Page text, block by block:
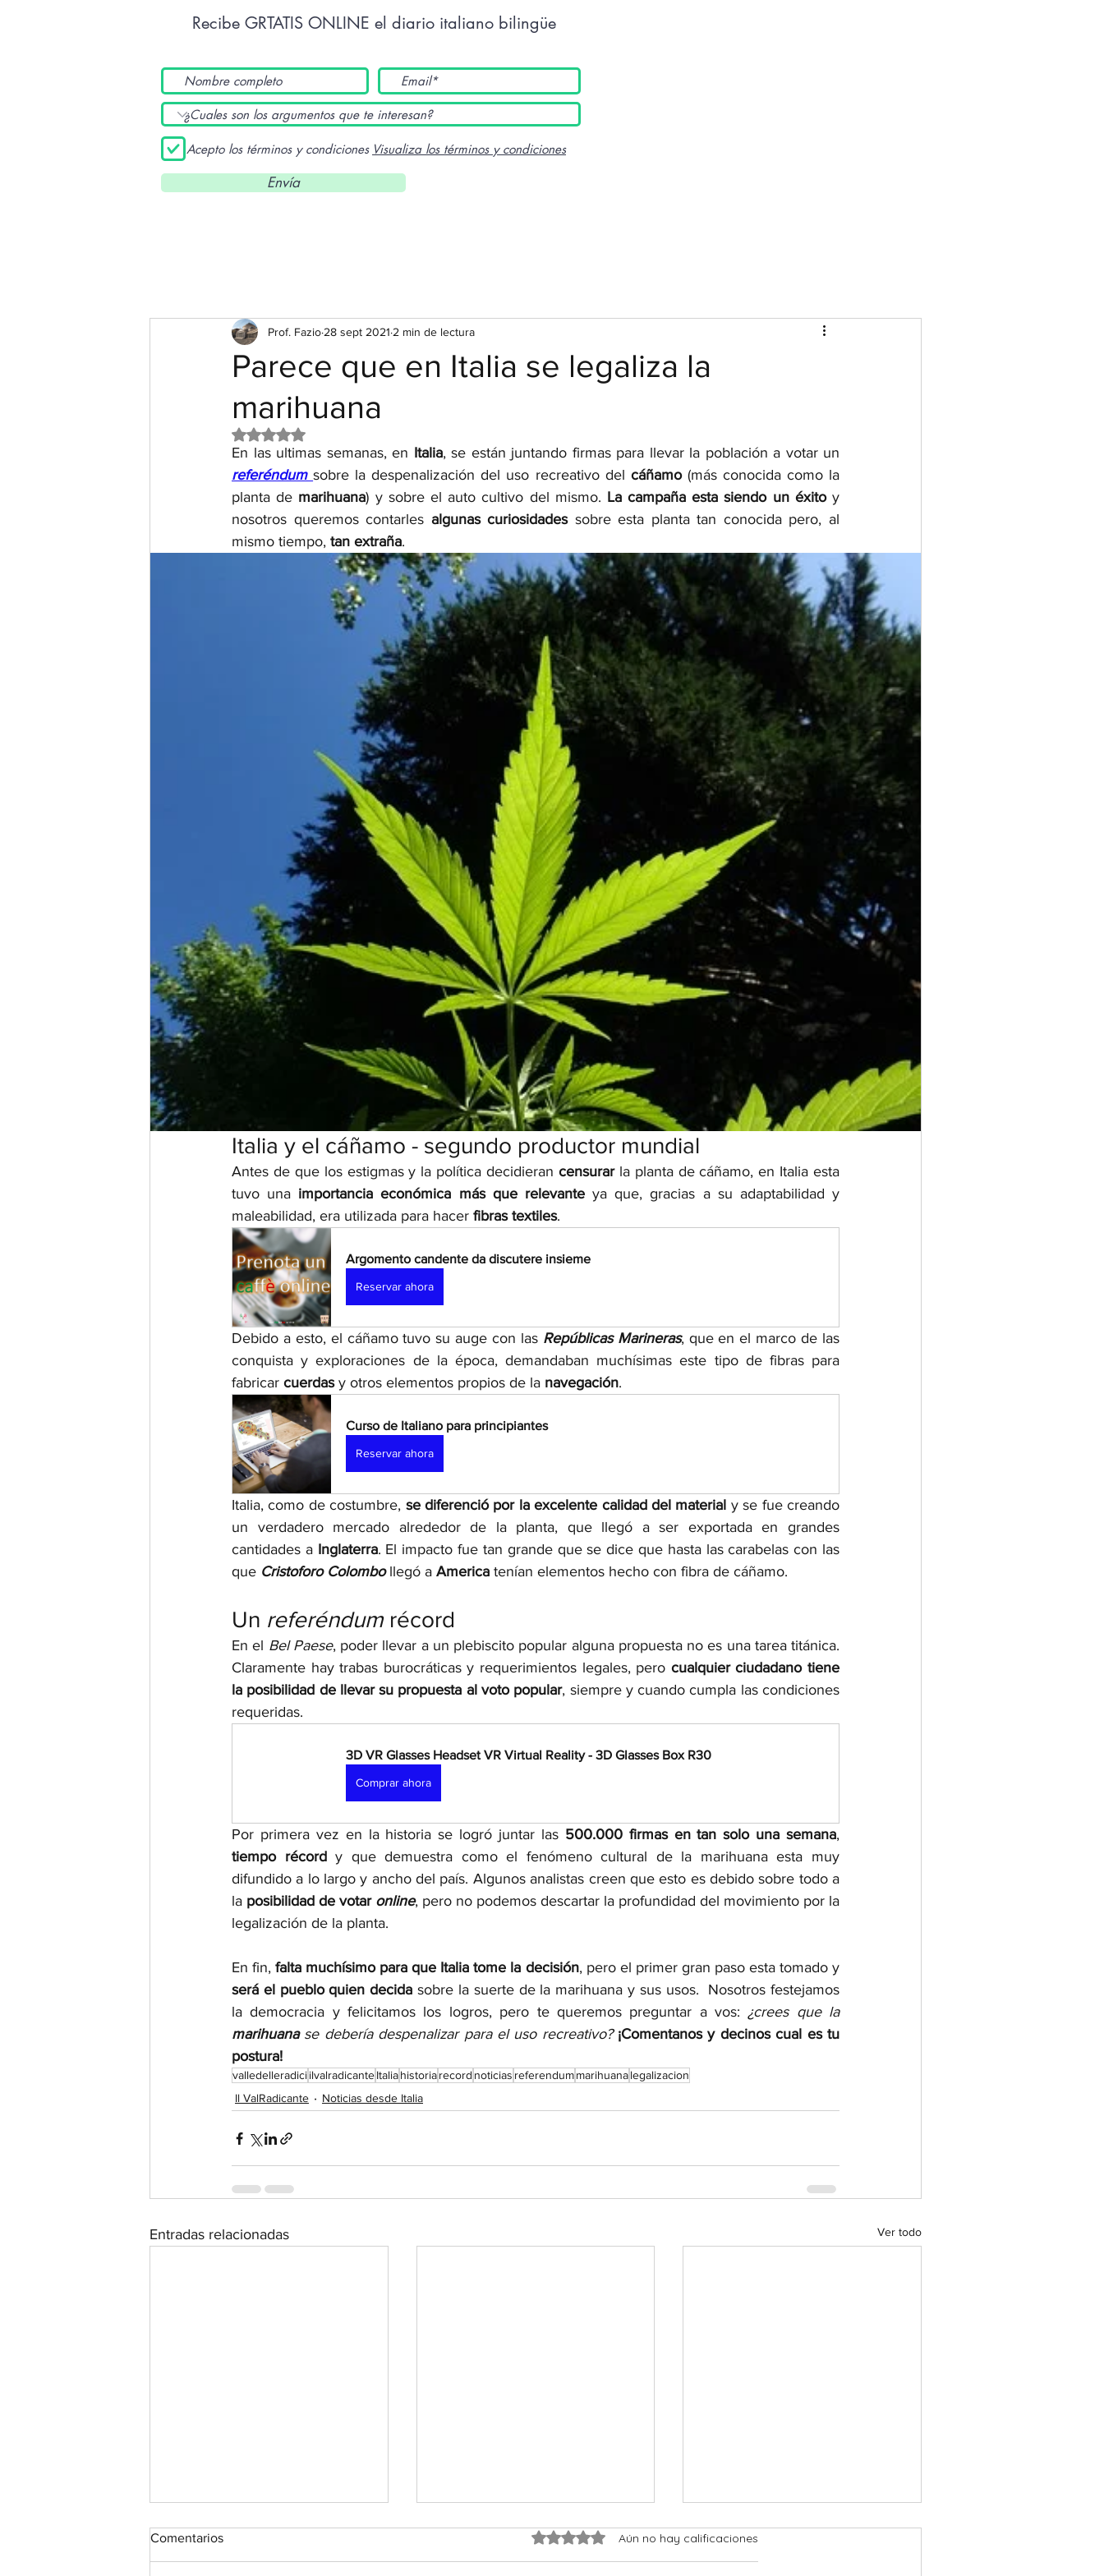
Recibe GRTATIS ONLINE el diario italiano bilingüe
Acepto los términos y condiciones Visualiza los términos y condiciones
Envía
Parece que en Italia se legaliza la
marihuana
Prof. Fazio 28 sept 2021 2 min de lectura
Obtuvo NaN de 5 estrellas.
En las ultimas semanas, en Italia
referéndum sobre la despenalización del uso recreativo del cáñamo (más conocida como la
planta de marihuana) y sobre el auto cultivo del mismo. La campaña esta siendo un éxito y
nosotros queremos contarles algunas curiosidades sobre esta planta tan conocida pero, al
mismo tiempo, tan extraña.
Italia y el cáñamo - segundo productor mundial
Antes de que los estigmas y la política decidieran censurar la planta de cáñamo, en Italia esta
tuvo una importancia económica más que relevante ya que, gracias a su adaptabilidad y
maleabilidad, era utilizada para hacer fibras textiles.
Argomento candente da discutere insieme
Reservar ahora
Debido a esto, el cáñamo tuvo su auge con las Repúblicas Marineras, que en el marco de las
conquista y exploraciones de la época, demandaban muchísimas este tipo de fibras para
fabricar cuerdas y otros elementos propios de la navegación.
Curso de Italiano para principiantes
Reservar ahora
Italia, como de costumbre, se diferenció por la excelente calidad del material y se fue creando
un verdadero mercado alrededor de la planta, que llegó a ser exportada en grandes
cantidades a Inglaterra. El impacto fue tan grande que se dice que hasta las carabelas con las
que Cristoforo Colombo llegó a America tenían elementos hecho con fibra de cáñamo.
Un referéndum récord
En el Bel Paese, poder llevar a un plebiscito popular alguna propuesta no es una tarea titánica.
Claramente hay trabas burocráticas y requerimientos legales, pero cualquier ciudadano tiene
la posibilidad de llevar su propuesta al voto popular, siempre y cuando cumpla las condiciones
requeridas.
3D VR Glasses Headset VR Virtual Reality - 3D Glasses Box R30
Comprar ahora
Por primera vez en la historia se logró juntar las 500.000 firmas en tan solo una semana
tiempo récord y que demuestra como el fenómeno cultural de la marihuana esta muy
difundido a lo largo y ancho del país. Algunos analistas creen que esto es debido sobre todo a
la posibilidad de votar online, pero no podemos descartar la profundidad del movimiento por la
legalización de la planta.
En fin, falta muchísimo para que Italia tome la decisión
será el pueblo quien decida sobre la suerte de la marihuana y sus usos.  Nosotros festejamos
la democracia y felicitamos los logros, pero te queremos preguntar a vos:
¿crees que la
marihuana se debería despenalizar para el uso recreativo? ¡Comentanos y decinos cual es tu
postura!
valledelleradiciilvalradicanteItaliahistoriarecord noticias referendummarihuanalegalizacion
Il ValRadicante
Noticias desde Italia
Entradas relacionadas Ver todo
Comentarios Obtuvo 0 de 5 estrellas.Aún no hay calificaciones